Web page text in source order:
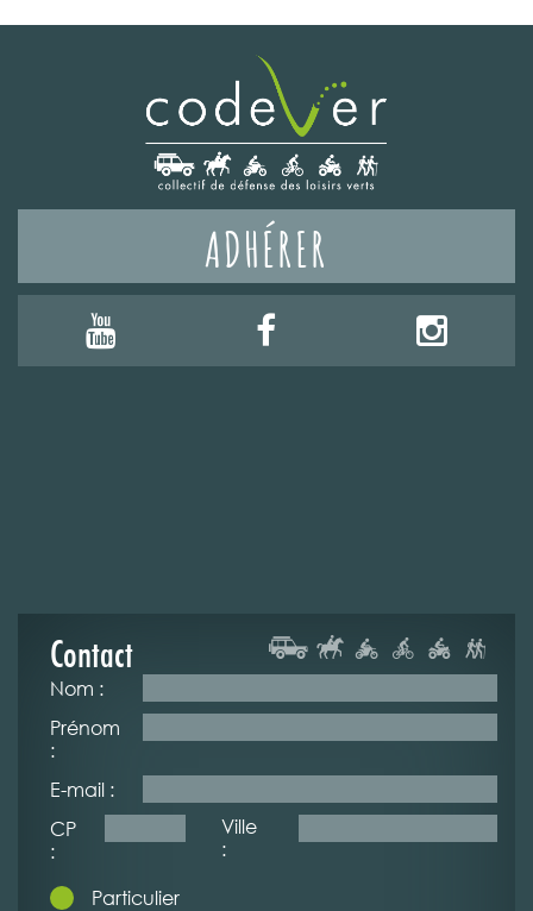
ADHÉRER
Contact
Nom :
Prénom
:
E-mail :
CP
:
Ville
:
Particulier